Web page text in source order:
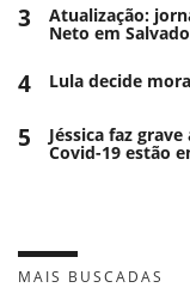
3 Atualização:
Neto em
4 Lula decide
5 Jéssica faz
Covid-19 estão
MAIS BUSCADAS